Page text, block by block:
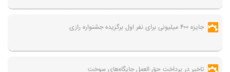
جایزه ۴۰۰ میلیونی برای نفر اول برگزیده جشنواره رازی
تاخیر در پرداخت حق العمل جایگاه‌های سوخت